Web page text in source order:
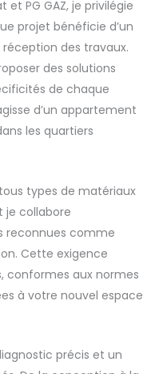
et PG GAZ, je privilégie
projet bénéficie d’un
des travaux.
des solutions
de chaque
d’un appartement
les quartiers
types de matériaux
je collabore
reconnues comme
Cette exigence
conformes aux normes
à votre nouvel espace
précis et un